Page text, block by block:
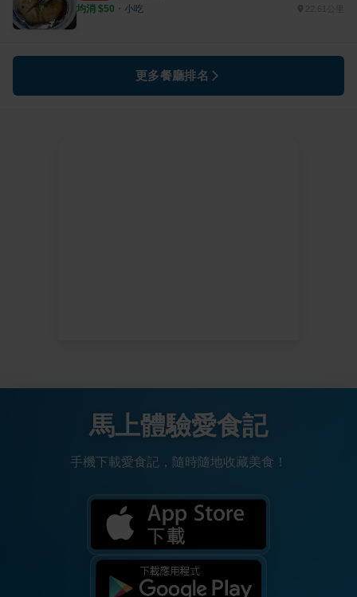
均消 $50 ・ 小吃
更多餐廳排名
馬上體驗愛食記
手機下載愛食記，隨時隨地收藏美食！